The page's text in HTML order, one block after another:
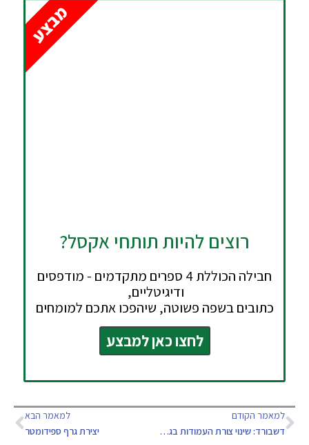
רוצים להיות תותחי אקסל?
חבילה הכוללת 4 ספרים מתקדמים - מודפסים
ודיגיטליים,
כתובים בשפה פשוטה, שיהפכו אתכם למומחים
לחצו כאן למבצע
מבצע
למאמר הקודם
דשבורד: שינוי צורת העמודות בגרף – מתקדם
למאמר הבא
יצירת גרף ספידומטר